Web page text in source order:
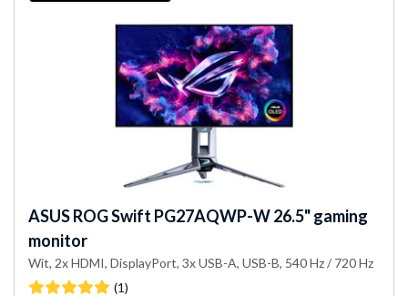
ASUSROG Swift PG27AQWP-W 26.5" gaming
monitor
Wit, 2x HDMI, DisplayPort, 3x USB-A, USB-B, 540 Hz / 720 Hz
(1)